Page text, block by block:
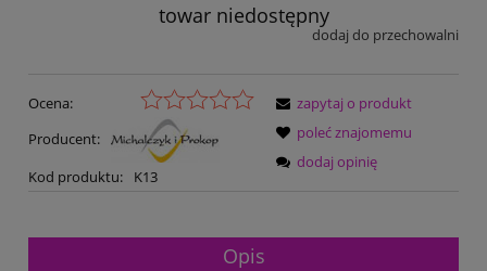
towar niedostępny
dodaj do przechowalni
Ocena:
Producent:
Kod produktu:
K13
zapytaj o produkt
poleć znajomemu
dodaj opinię
Opis